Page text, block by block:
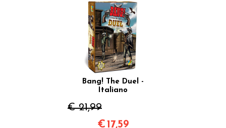
Bang! The Duel -
Italiano
€ 21,99
€ 17,59